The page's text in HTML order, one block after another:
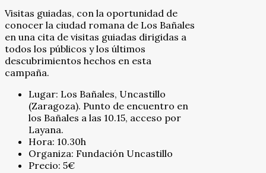
Visitas guiadas, con la oportunidad de
conocer la ciudad romana de Los Bañales
en una cita de visitas guiadas dirigidas a
todos los públicos y los últimos
descubrimientos hechos en esta
campaña.
Lugar: Los Bañales, Uncastillo
(Zaragoza). Punto de encuentro en
los Bañales a las 10.15, acceso por
Layana.
Hora: 10.30h
Organiza: Fundación Uncastillo
Precio: 5€